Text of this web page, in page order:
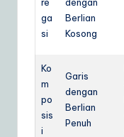
ga
si
Berlian
Kosong
Ko
m
po
sis
i
Garis
dengan
Berlian
Penuh